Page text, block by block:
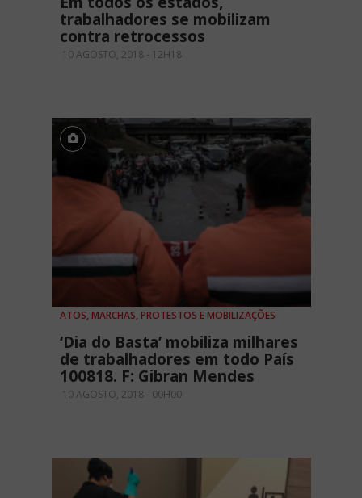
trabalhadores se mobilizam
contra retrocessos
10 AGOSTO, 2018 - 12H18
ATOS, MARCHAS, PROTESTOS E MOBILIZAÇÕES
‘Dia do Basta’ mobiliza milhares
de trabalhadores em todo País
100818. F: Gibran Mendes
10 AGOSTO, 2018 - 00H00